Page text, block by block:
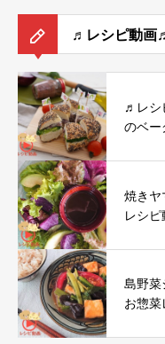
♬レシピ動画♬
♬レシ
のベー
焼きヤ
レシ
島野菜
お惣菜